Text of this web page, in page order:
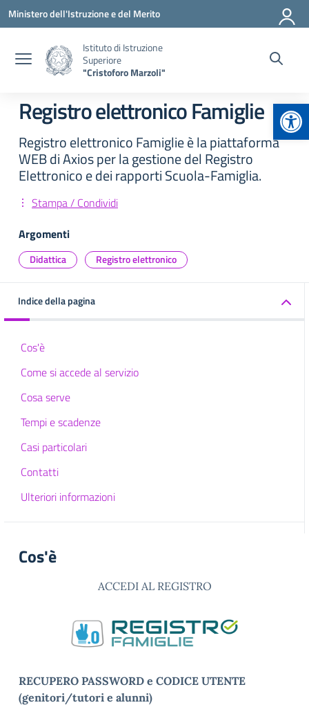
Vai ai contenuti
Vai al menu di navigazione
Vai al footer
Ministero dell'Istruzione e del Merito
Istituto di Istruzione
Superiore
"Cristoforo Marzoli"
Registro elettronico Famiglie
Registro elettronico Famiglie è la piattaforma
WEB di Axios per la gestione del Registro
Elettronico e dei rapporti Scuola-Famiglia.
Stampa / Condividi
Argomenti
Didattica Registro elettronico
Indice della pagina
Cos'è
Come si accede al servizio
Cosa serve
Tempi e scadenze
Casi particolari
Contatti
Ulteriori informazioni
Cos'è
ACCEDI AL REGISTRO
RECUPERO PASSWORD e CODICE UTENTE
(genitori/tutori e alunni)